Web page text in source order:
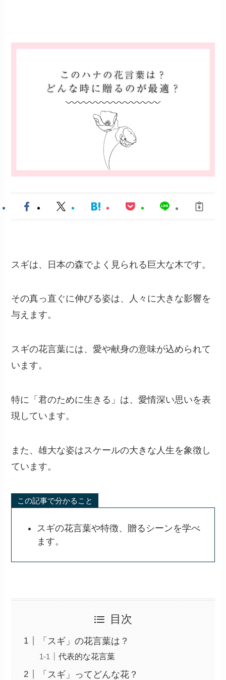
スギは、日本の森でよく見られる巨大な木です。
その真っ直ぐに伸びる姿は、人々に大きな影響を
与えます。
スギの花言葉には、愛や献身の意味が込められて
います。
特に「君のために生きる」は、愛情深い思いを表
現しています。
また、雄大な姿はスケールの大きな人生を象徴し
ています。
この記事で分かること
スギの花言葉や特徴、贈るシーンを学べ
ます。
目次
「スギ」の花言葉は？
代表的な花言葉
「スギ」ってどんな花？